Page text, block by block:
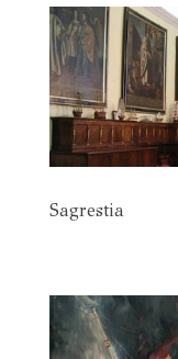
Sagrestia